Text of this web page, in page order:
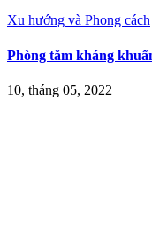
Xu hướng và Phong cách
Phòng tắm kháng
10, tháng 05, 2022